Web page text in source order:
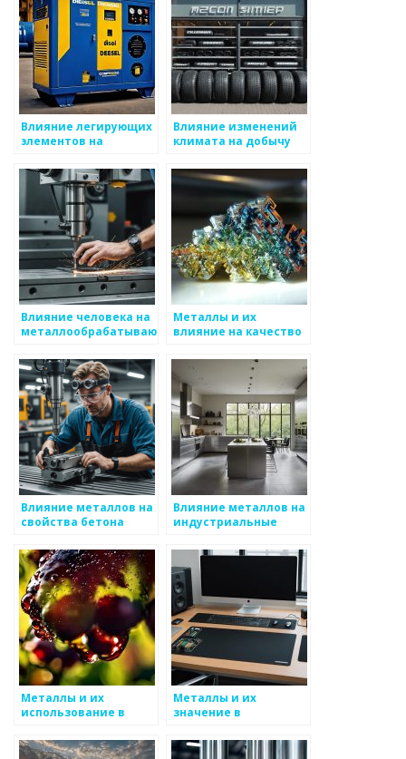
Влияние легирующих
элементов на
Влияние изменений
климата на добычу
Влияние человека на
металлообрабатывающую
Металлы и их
влияние на качество
транспорта
Влияние металлов на
свойства бетона
Влияние металлов на
индустриальные
Металлы и их
использование в
Металлы и их
значение в
процессах